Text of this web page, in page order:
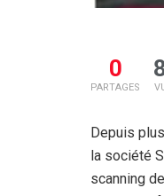
0
PARTAGES
Depuis
la société
scanning